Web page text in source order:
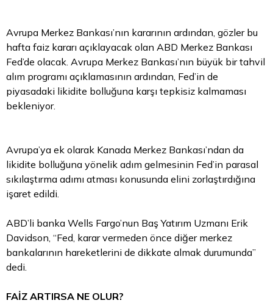
Avrupa Merkez Bankası’nın kararının ardından, gözler bu
hafta faiz kararı açıklayacak olan ABD Merkez Bankası
Fed’de olacak. Avrupa Merkez Bankası’nın büyük birtahvil
alım programı açıklamasının ardından, Fed’in de
piyasadaki likidite bolluğuna karşı tepkisiz kalmaması
bekleniyor.
Avrupa’ya ek olarak Kanada Merkez Bankası’ndan da
likidite bolluğuna yönelik adım gelmesinin Fed’in parasal
sıkılaştırma adımı atması konusunda elini zorlaştırdığına
işaret edildi.
ABD’li banka Wells Fargo’nun Baş Yatırım Uzmanı Erik
Davidson, “Fed, karar vermeden önce diğer merkez
bankalarının hareketlerini de dikkate almak durumunda”
dedi.
FAİZ ARTIRSA NE OLUR?